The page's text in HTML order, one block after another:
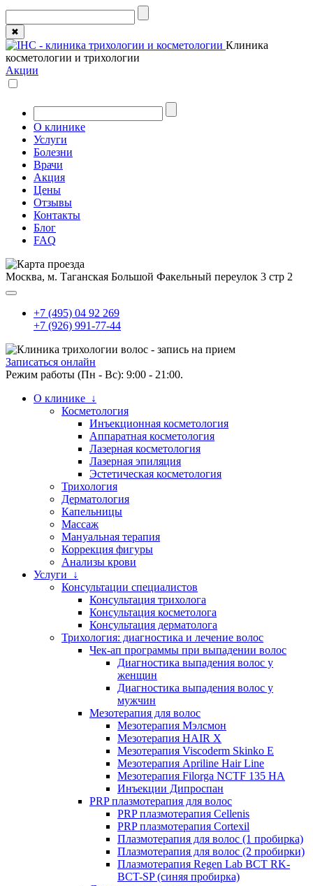
✖
Клиника
косметологии и трихологии
Акции
О клинике
Услуги
Болезни
Врачи
Акция
Цены
Отзывы
Контакты
Блог
FAQ
Москва, м. Таганская Большой Факельный переулок 3 стр 2
+7 (495) 04 92 269
+7 (926) 991-77-44
Записаться онлайн
Режим работы (Пн - Вс): 9:00 - 21:00.
О клинике ↓
Косметология
Инъекционная косметология
Аппаратная косметология
Лазерная косметология
Лазерная эпиляция
Эстетическая косметология
Трихология
Дерматология
Капельницы
Массаж
Мануальная терапия
Коррекция фигуры
Анализы крови
Услуги ↓
Консультации специалистов
Консультация трихолога
Консультация косметолога
Консультация дерматолога
Трихология: диагностика и лечение волос
Чек-ап программы при выпадении волос
Диагностика выпадения волос у
женщин
Диагностика выпадения волос у
мужчин
Мезотерапия для волос
Мезотерапия Мэлсмон
Мезотерапия HAIR X
Мезотерапия Viscoderm Skinko E
Мезотерапия Apriline Hair Line
Мезотерапия Filorga NCTF 135 HA
Инъекции Дипроспан
PRP плазмотерапия для волос
PRP плазмотерапия Cellenis
PRP плазмотерапия Cortexil
Плазмотерапия для волос (1 пробирка)
Плазмотерапия для волос (2 пробирки)
Плазмотерапия Regen Lab BCT RK-
BCT-SP (синяя пробирка)